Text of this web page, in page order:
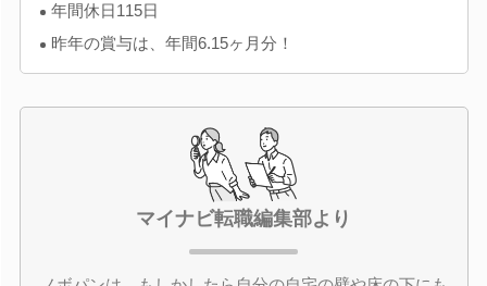
年間休日115日
昨年の賞与は、年間6.15ヶ月分！
マイナビ転職編集部より